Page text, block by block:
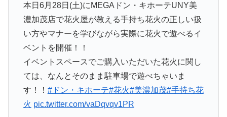
本日6月28日(土)にMEGAドン・キホーテUNY美
濃加茂店で花火屋が教える手持ち花火の正しい扱
い方やマナーを学びながら実際に花火で遊べるイ
ベントを開催！！
イベントスペースでご購入いただいた花火に関し
ては、なんとそのまま駐車場で遊べちゃいま
す！！ #ドン・キホーテ#花火#美濃加茂#手持ち花
火 pic.twitter.com/vaDqvqv1PR